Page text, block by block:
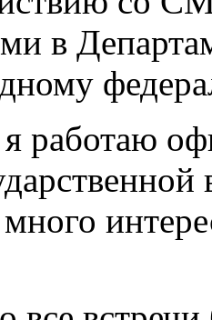
в
я работаю
много